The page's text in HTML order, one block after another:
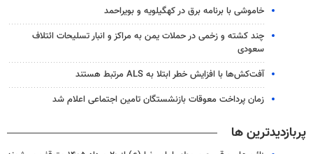
خاموشی با برنامه برق در کهگیلویه و بویراحمد
چند کشته و زخمی در حملات یمن به مراکز و انبار تسلیحات ائتلاف
سعودی
آفت‌کش‌ها با افزایش خطر ابتلا به ALS مرتبط هستند
زمان پرداخت معوقات بازنشستگان تامین اجتماعی اعلام شد
پربازدیدترین ها